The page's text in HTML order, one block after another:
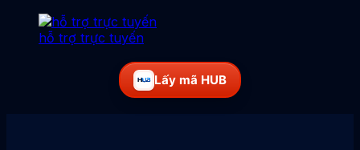
hỗ trợ trực tuyến
Lấy mã HUB